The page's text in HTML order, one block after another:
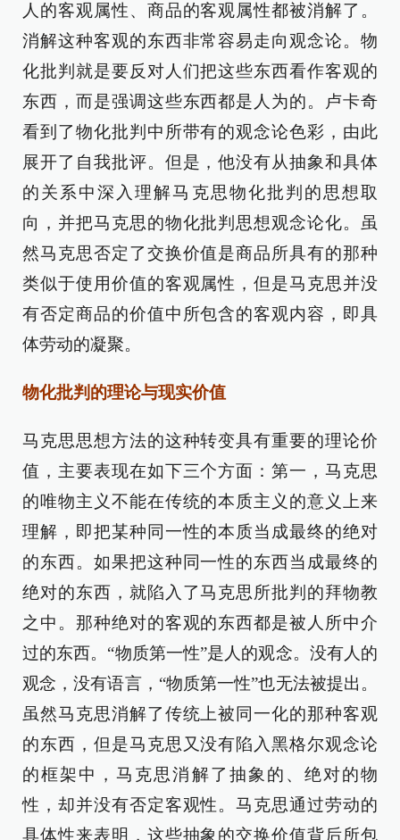
人的客观属性、商品的客观属性都被消解了。
消解这种客观的东西非常容易走向观念论。物
化批判就是要反对人们把这些东西看作客观的
东西，而是强调这些东西都是人为的。卢卡奇
看到了物化批判中所带有的观念论色彩，由此
展开了自我批评。但是，他没有从抽象和具体
的关系中深入理解马克思物化批判的思想取
向，并把马克思的物化批判思想观念论化。虽
然马克思否定了交换价值是商品所具有的那种
类似于使用价值的客观属性，但是马克思并没
有否定商品的价值中所包含的客观内容，即具
体劳动的凝聚。
物化批判的理论与现实价值
马克思思想方法的这种转变具有重要的理论价
值，主要表现在如下三个方面：第一，马克思
的唯物主义不能在传统的本质主义的意义上来
理解，即把某种同一性的本质当成最终的绝对
的东西。如果把这种同一性的东西当成最终的
绝对的东西，就陷入了马克思所批判的拜物教
之中。那种绝对的客观的东西都是被人所中介
过的东西。“物质第一性”是人的观念。没有人的
观念，没有语言，“物质第一性”也无法被提出。
虽然马克思消解了传统上被同一化的那种客观
的东西，但是马克思又没有陷入黑格尔观念论
的框架中，马克思消解了抽象的、绝对的物
性，却并没有否定客观性。马克思通过劳动的
具体性来表明，这些抽象的交换价值背后所包